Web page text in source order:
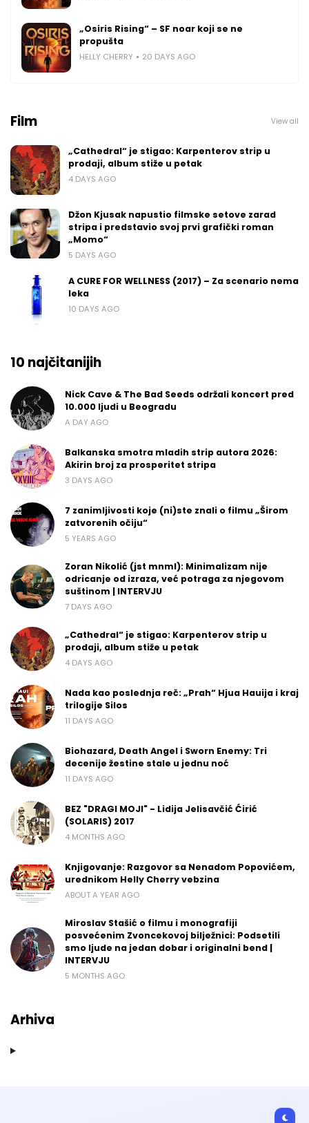
„Osiris Rising“ – SF noar koji se ne
propušta
HELLY CHERRY 20 DAYS AGO
Film View all
„Cathedral“ je stigao: Karpenterov strip u
prodaji, album stiže u petak
4 DAYS AGO
Džon Kjusak napustio filmske setove zarad
stripa i predstavio svoj prvi grafički roman
„Momo“
5 DAYS AGO
A CURE FOR WELLNESS (2017) – Za scenario nema
leka
10 DAYS AGO
10 najčitanijih
Nick Cave & The Bad Seeds održali koncert pred
10.000 ljudi u Beogradu
A DAY AGO
Balkanska smotra mladih strip autora 2026:
Akirin broj za prosperitet stripa
3 DAYS AGO
7 zanimljivosti koje (ni)ste znali o filmu „Širom
zatvorenih očiju“
5 YEARS AGO
Zoran Nikolić (jst mnml): Minimalizam nije
odricanje od izraza, već potraga za njegovom
suštinom | INTERVJU
7 DAYS AGO
„Cathedral“ je stigao: Karpenterov strip u
prodaji, album stiže u petak
4 DAYS AGO
Nada kao poslednja reč: „Prah“ Hjua Hauija i kraj
trilogije Silos
11 DAYS AGO
Biohazard, Death Angel i Sworn Enemy: Tri
decenije žestine stale u jednu noć
11 DAYS AGO
BEZ "DRAGI MOJI" - Lidija Jelisavčić Ćirić
(SOLARIS) 2017
4 MONTHS AGO
Knjigovanje: Razgovor sa Nenadom Popovićem,
urednikom Helly Cherry vebzina
ABOUT A YEAR AGO
Miroslav Stašić o filmu i monografiji
posvećenim Zvoncekovoj bilježnici: Podsetili
smo ljude na jedan dobar i originalni bend |
INTERVJU
5 MONTHS AGO
Arhiva